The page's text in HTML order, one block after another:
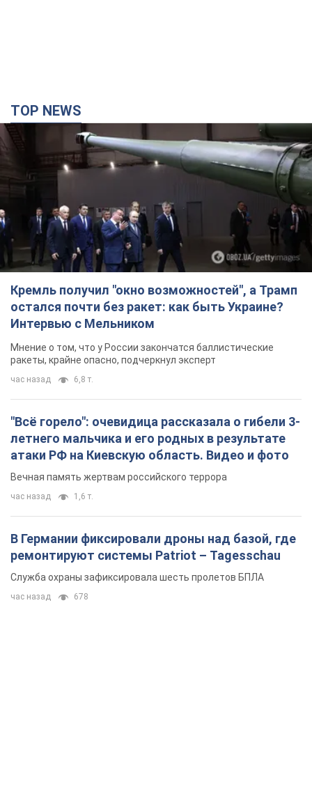
TOP NEWS
Кремль получил "окно возможностей", а Трамп
остался почти без ракет: как быть Украине?
Интервью с Мельником
Мнение о том, что у России закончатся баллистические
ракеты, крайне опасно, подчеркнул эксперт
час назад 6,8 т.
"Всё горело": очевидица рассказала о гибели 3-
летнего мальчика и его родных в результате
атаки РФ на Киевскую область. Видео и фото
Вечная память жертвам российского террора
час назад 1,6 т.
В Германии фиксировали дроны над базой, где
ремонтируют системы Patriot – Tagesschau
Служба охраны зафиксировала шесть пролетов БПЛА
час назад 678